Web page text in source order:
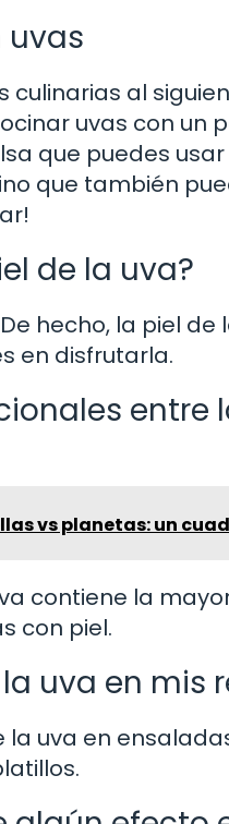
uvas
culinarias al
uvas con un
que puedes
que también
de la uva?
hecho, la piel de
en disfrutarla.
entre
vs planetas: un
contiene la
con piel.
uva en mis
la uva en